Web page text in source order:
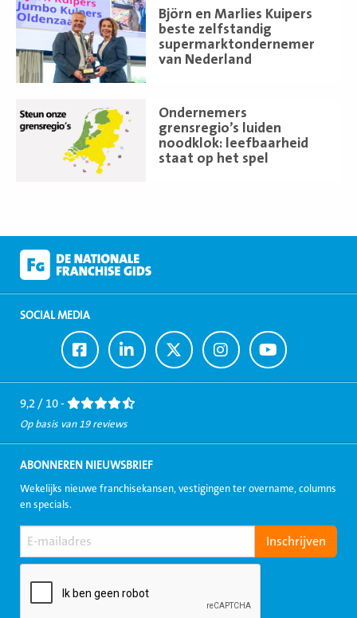
Björn en Marlies Kuipers
beste zelfstandig
supermarktondernemer
van Nederland
Lees
meer
Ondernemers
grensregio’s luiden
noodklok: leefbaarheid
staat op het spel
Lees
meer
SOCIAL MEDIA
Ga
naar
Facebook
Ga
naar
LinkedIn
Ga
naar
Twitter
Ga
naar
Instagram
Ga
naar
Youtube
9,2 / 10 -
Op basis van 19 reviews
ABONNEREN NIEUWSBRIEF
Wekelijks nieuwe franchisekansen, vestigingen ter overname, columns
en specials.